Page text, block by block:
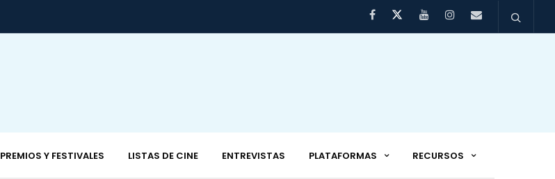
PREMIOS Y FESTIVALES LISTAS DE CINE ENTREVISTAS PLATAFORMAS RECURSOS